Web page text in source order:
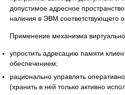
допустимое адресное
наличия в ЭВМ соответствующего
Применение механизма
упростить адресацию памяти
обеспечением;
рационально управлять
(хранить в ней только активно